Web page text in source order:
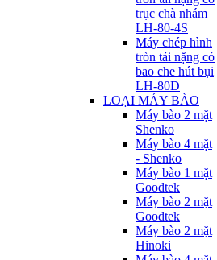
trục chà nhám
LH-80-4S
Máy chép hình
tròn tải nặng có
bao che hút bụi
LH-80D
LOẠI MÁY BÀO
Máy bào 2 mặt
Shenko
Máy bào 4 mặt
- Shenko
Máy bào 1 mặt
Goodtek
Máy bào 2 mặt
Goodtek
Máy bào 2 mặt
Hinoki